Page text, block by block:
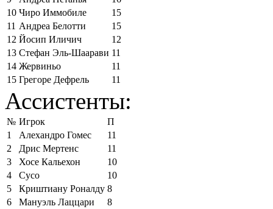
10 Чиро Иммобиле
15
11 Андреа Белотти
15
12 Йосип Иличич
12
13 Стефан Эль-Шаарави 11
14 Жервиньо
11
15 Грегоре Дефрель 11
Ассистенты:
№ Игрок
П
1
Алехандро Гомес
11
2
Дрис Мертенс
11
3
Хосе Кальехон
10
4
Сусо
10
5
Криштиану Роналду 8
6
Мануэль Лаццари
8